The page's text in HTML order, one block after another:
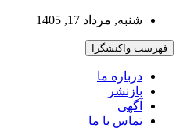
بروید
شنبه, مرداد 17, 1405
فهرست واکنشگرا
درباره ما
بازنشر
آگهی
تماس با ما